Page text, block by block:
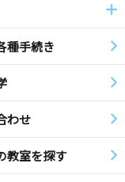
種手続き
わせ
教室を探す